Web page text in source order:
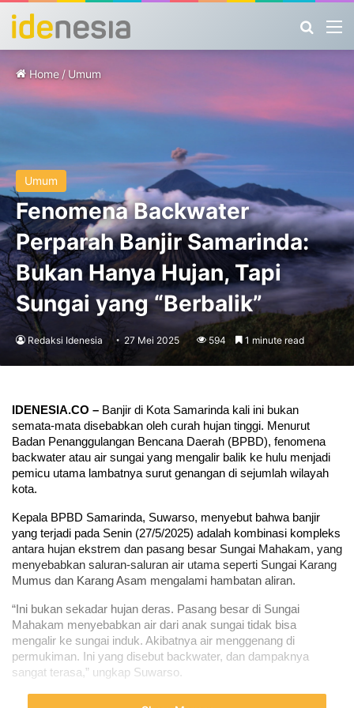
Home / Umum
Umum
Fenomena Backwater
Perparah Banjir Samarinda:
Bukan Hanya Hujan, Tapi
Sungai yang “Berbalik”
Redaksi Idenesia 27 Mei 2025 594 1 minute read
IDENESIA.CO – Banjir di Kota Samarinda kali ini bukan
semata-mata disebabkan oleh curah hujan tinggi. Menurut
Badan Penanggulangan Bencana Daerah (BPBD), fenomena
backwater atau air sungai yang mengalir balik ke hulu menjadi
pemicu utama lambatnya surut genangan di sejumlah wilayah
kota.
Kepala BPBD Samarinda, Suwarso, menyebut bahwa banjir
yang terjadi pada Senin (27/5/2025) adalah kombinasi kompleks
antara hujan ekstrem dan pasang besar Sungai Mahakam, yang
menyebabkan saluran-saluran air utama seperti Sungai Karang
Mumus dan Karang Asam mengalami hambatan aliran.
“Ini bukan sekadar hujan deras. Pasang besar di Sungai
Mahakam menyebabkan air dari anak sungai tidak bisa
mengalir ke sungai induk. Akibatnya air menggenang di
permukiman. Ini yang disebut backwater, dan dampaknya
sangat terasa,” ungkap Suwarso.